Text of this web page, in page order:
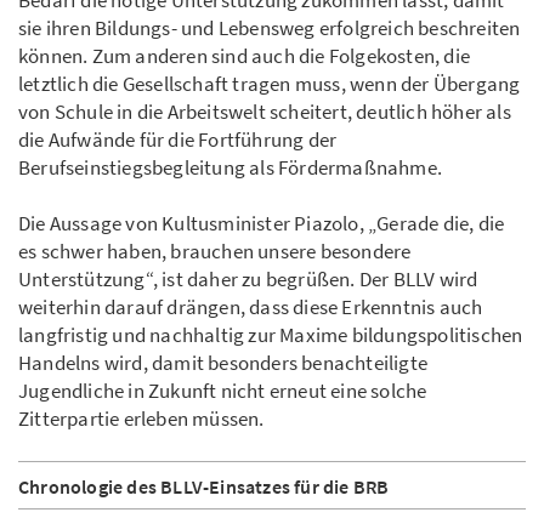
sie ihren Bildungs- und Lebensweg erfolgreich beschreiten
können. Zum anderen sind auch die Folgekosten, die
letztlich die Gesellschaft tragen muss, wenn der Übergang
von Schule in die Arbeitswelt scheitert, deutlich höher als
die Aufwände für die Fortführung der
Berufseinstiegsbegleitung als Fördermaßnahme.
Die Aussage von Kultusminister Piazolo, „Gerade die, die
es schwer haben, brauchen unsere besondere
Unterstützung“, ist daher zu begrüßen. Der BLLV wird
weiterhin darauf drängen, dass diese Erkenntnis auch
langfristig und nachhaltig zur Maxime bildungspolitischen
Handelns wird, damit besonders benachteiligte
Jugendliche in Zukunft nicht erneut eine solche
Zitterpartie erleben müssen.
Chronologie des BLLV-Einsatzes für die BRB